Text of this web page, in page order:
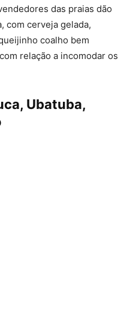
das praias dão
com cerveja gelada,
coalho bem
relação a incomodar os
Ubatuba,